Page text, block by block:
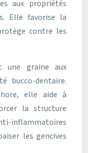
aux propriétés
Elle favorise la
contre les
une graine aux
bucco-dentaire.
elle aide à
la structure
inflammatoires
les gencives